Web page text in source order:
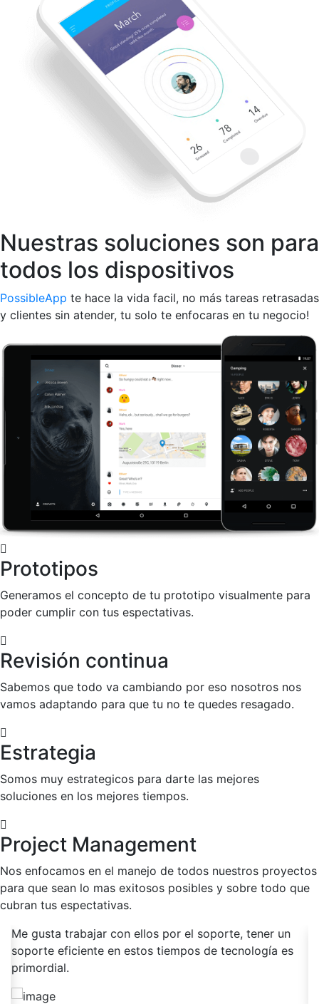
Nuestras soluciones son para
todos los dispositivos
PossibleApp te hace la vida facil, no más tareas retrasadas
y clientes sin atender, tu solo te enfocaras en tu negocio!
Prototipos
Generamos el concepto de tu prototipo visualmente para
poder cumplir con tus espectativas.
Revisión continua
Sabemos que todo va cambiando por eso nosotros nos
vamos adaptando para que tu no te quedes resagado.
Estrategia
Somos muy estrategicos para darte las mejores
soluciones en los mejores tiempos.
Project Management
Nos enfocamos en el manejo de todos nuestros proyectos
para que sean lo mas exitosos posibles y sobre todo que
cubran tus espectativas.
Me gusta trabajar con ellos por el soporte, tener un
soporte eficiente en estos tiempos de tecnología es
primordial.